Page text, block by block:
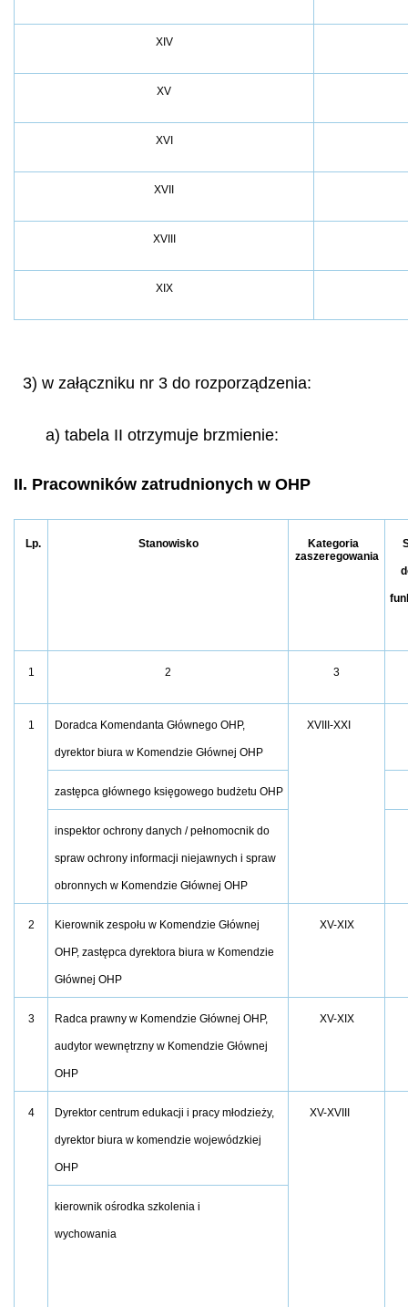
XIV
XV
XVI
XVII
XVIII
XIX
3) w załączniku nr 3 do rozporządzenia:
a) tabela II otrzymuje brzmienie:
II. Pracowników zatrudnionych w OHP
Lp. Stanowisko
Kategoria
zaszeregowania
1 2 3
1 Doradca Komendanta Głównego OHP,
dyrektor biura w Komendzie Głównej OHP
XVIII-XXI
zastępca głównego księgowego budżetu OHP
inspektor ochrony danych / pełnomocnik do
spraw ochrony informacji niejawnych i spraw
obronnych w Komendzie Głównej OHP
2 Kierownik zespołu w Komendzie Głównej
OHP, zastępca dyrektora biura w Komendzie
Głównej OHP
XV-XIX
3 Radca prawny w Komendzie Głównej OHP,
audytor wewnętrzny w Komendzie Głównej
OHP
XV-XIX
4 Dyrektor centrum edukacji i pracy młodzieży,
dyrektor biura w komendzie wojewódzkiej
OHP
XV-XVIII
kierownik ośrodka szkolenia i
wychowania